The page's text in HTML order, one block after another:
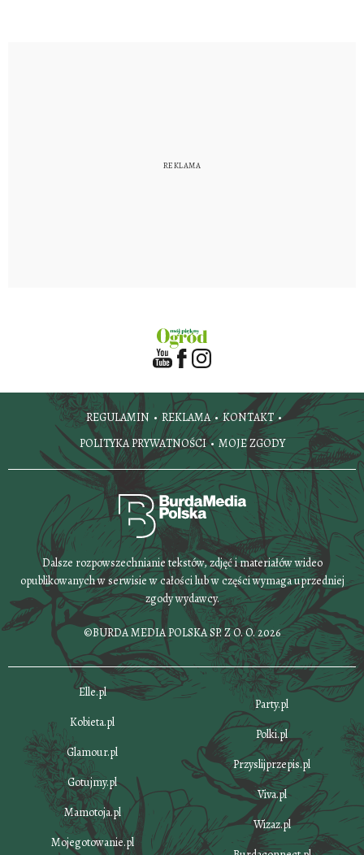
REGULAMIN REKLAMA
KONTAKT
POLITYKA PRYWATNOŚCI
MOJE ZGODY
Dalsze rozpowszechnianie tekstów, zdjęć i materiałów wideo
opublikowanych w serwisie w całości lub w części wymaga uprzedniej
zgody wydawcy.
©BURDA MEDIA POLSKA SP. Z O. O. 2026
Elle.pl
Kobieta.pl
Glamour.pl
Gotujmy.pl
Mamotoja.pl
Mojegotowanie.pl
Party.pl
Polki.pl
Przyslijprzepis.pl
Viva.pl
Wizaz.pl